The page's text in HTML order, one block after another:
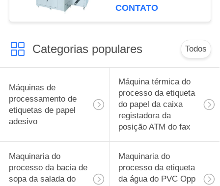
CONTATO
Categorias populares Todos
Máquinas de
processamento de
etiquetas de papel
adesivo
Máquina térmica do
processo da etiqueta
do papel da caixa
registadora da
posição ATM do fax
Maquinaria do
processo da bacia de
sopa da salada do
Maquinaria do
processo da etiqueta
da água do PVC Opp